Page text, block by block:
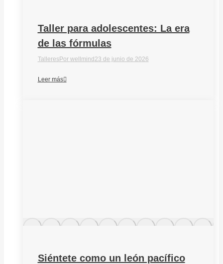
Taller para adolescentes: La era
de las fórmulas
TalleresPor wellmind23 de junio de 2026
Leer más
Siéntete como un león pacífico